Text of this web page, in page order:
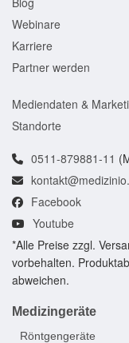
Webinare
Karriere
Partner werden
Mediendaten &
Standorte
0511-879881-11
Facebook
Youtube
*Alle Preise zzgl.
vorbehalten.
abweichen.
Medizingeräte
Röntgengeräte